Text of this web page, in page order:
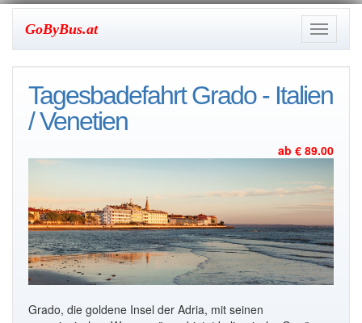
Toggle
GoByBus.at
Tagesbadefahrt Grado - Italien
/ Venetien
ab € 89.00
Grado, die goldene Insel der Adria, mit seinen